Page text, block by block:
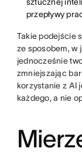
przepływy
Takie podejście
ze sposobem, w
jednocześnie
zmniejszając
korzystanie z AI
każdego, a nie